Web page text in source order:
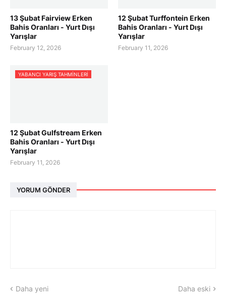
13 Şubat Fairview Erken
Bahis Oranları - Yurt Dışı
Yarışlar
February 12, 2026
12 Şubat Turffontein Erken
Bahis Oranları - Yurt Dışı
Yarışlar
February 11, 2026
YABANCI YARIŞ TAHMINLERI
12 Şubat Gulfstream Erken
Bahis Oranları - Yurt Dışı
Yarışlar
February 11, 2026
YORUM GÖNDER
Daha yeni Daha eski